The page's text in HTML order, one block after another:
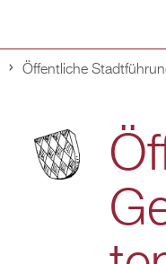
Öf­fent­li­che